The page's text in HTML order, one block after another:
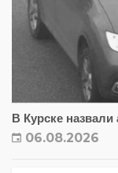
В Курске
06.08.2026